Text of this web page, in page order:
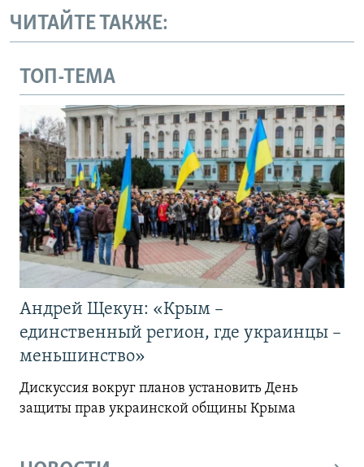
ЧИТАЙТЕ ТАКЖЕ:
ТОП-ТЕМА
Андрей Щекун: «Крым –
единственный регион, где украинцы –
меньшинство»
Дискуссия вокруг планов установить День
защиты прав украинской общины Крыма